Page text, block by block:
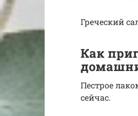
Греческий
Как
Пестрое
сейчас.